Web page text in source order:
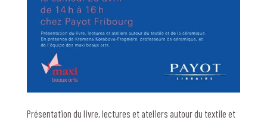
Présentation du livre, lectures et ateliers autour du textile et